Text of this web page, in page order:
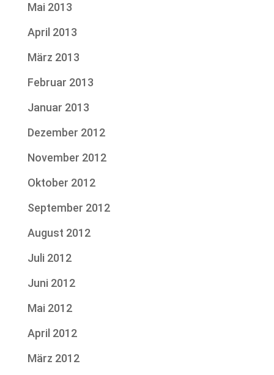
Mai 2013
April 2013
März 2013
Februar 2013
Januar 2013
Dezember 2012
November 2012
Oktober 2012
September 2012
August 2012
Juli 2012
Juni 2012
Mai 2012
April 2012
März 2012